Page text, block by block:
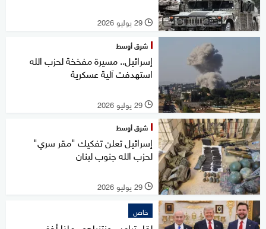
l 29 يوليو 2026
شرق أوسط
إسرائيل.. مسيرة مفخخة لحزب الله
استهدفت آلية عسكرية
l 29 يوليو 2026
شرق أوسط
إسرائيل تعلن تفكيك "مقر سري"
لحزب الله جنوب لبنان
l 29 يوليو 2026
خاص